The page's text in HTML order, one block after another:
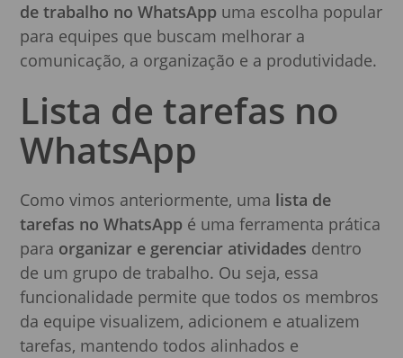
de trabalho no WhatsApp uma escolha popular
para equipes que buscam melhorar a
comunicação, a organização e a produtividade.
Lista de tarefas no
WhatsApp
Como vimos anteriormente, uma lista de
tarefas no WhatsApp é uma ferramenta prática
para organizar e gerenciar atividades dentro
de um grupo de trabalho. Ou seja, essa
funcionalidade permite que todos os membros
da equipe visualizem, adicionem e atualizem
tarefas, mantendo todos alinhados e